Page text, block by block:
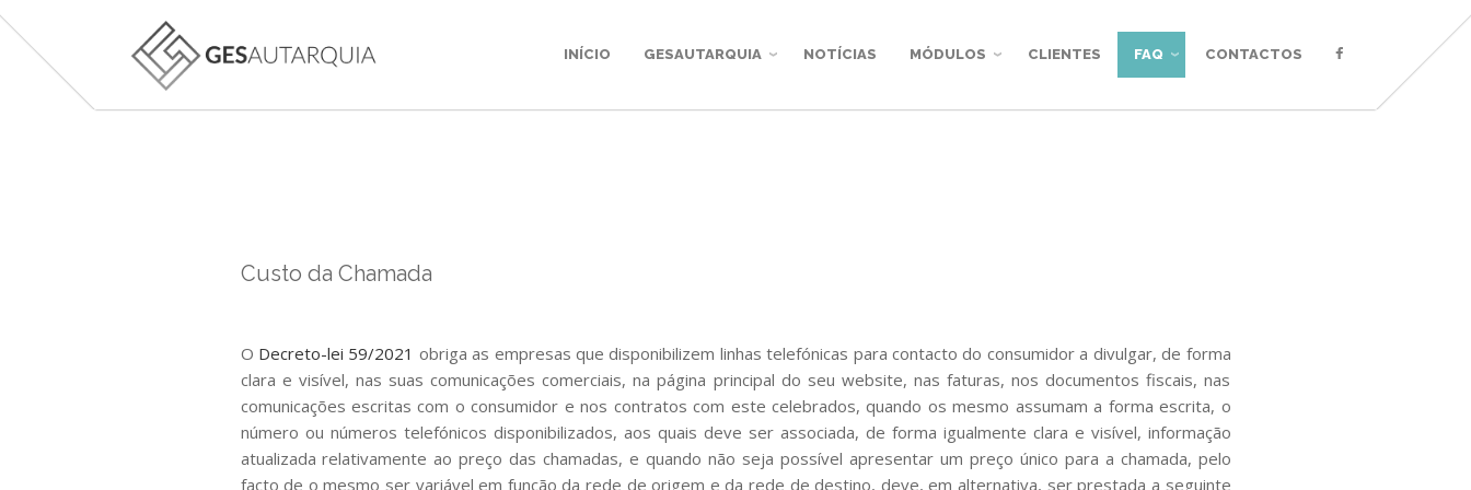
INÍCIO GESAUTARQUIA NOTÍCIAS MÓDULOS CLIENTES FAQ CONTACTOS
CUSTO DA CHAMADA
Custo da Chamada
O Decreto-lei 59/2021 obriga as empresas que disponibilizem linhas telefónicas para contacto do consumidor a divulgar, de forma
clara e visível, nas suas comunicações comerciais, na página principal do seu website, nas faturas, nos documentos fiscais, nas
comunicações escritas com o consumidor e nos contratos com este celebrados, quando os mesmo assumam a forma escrita, o
número ou números telefónicos disponibilizados, aos quais deve ser associada, de forma igualmente clara e visível, informação
atualizada relativamente ao preço das chamadas, e quando não seja possível apresentar um preço único para a chamada, pelo
facto de o mesmo ser variável em função da rede de origem e da rede de destino, deve, em alternativa, ser prestada a seguinte